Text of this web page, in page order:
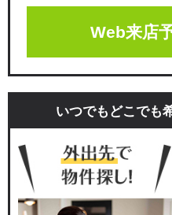
Web来店
いつでもどこでも